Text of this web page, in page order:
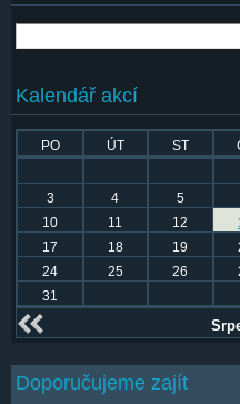
Kalendář akcí
PO ÚT ST
3
4 5
10
11 12
17
18 19
24
25 26
31
Doporučujeme zajít